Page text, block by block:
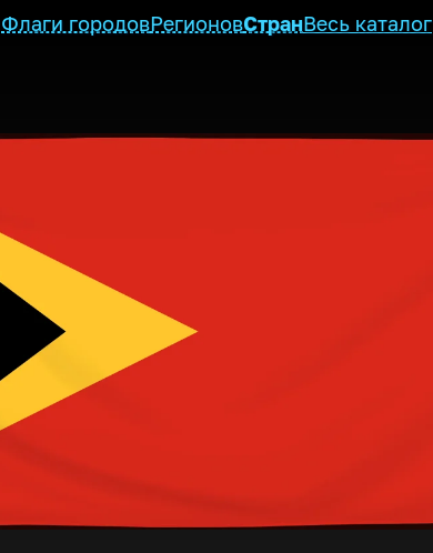
Флаги городовРегионовСтранВесь каталог